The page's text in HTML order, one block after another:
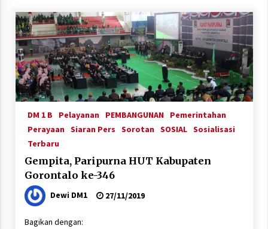
DM 1 B Pelayanan PEMBANGUNAN
Pemerintahan
Perayaan Siaran Pers Sorotan SOSIAL Sosialisasi
Terbaru
Gempita, Paripurna HUT Kabupaten
Gorontalo ke-346
Dewi DM1 27/11/2019
Bagikan dengan: